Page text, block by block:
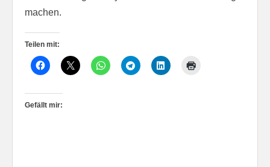
machen.
Teilen mit:
Gefällt mir: